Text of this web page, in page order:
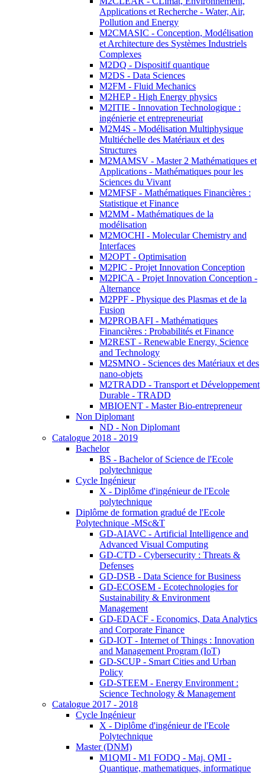
Applications et Recherche - Water, Air,
Pollution and Energy
M2CMASIC - Conception, Modélisation
et Architecture des Systèmes Industriels
Complexes
M2DQ - Dispositif quantique
M2DS - Data Sciences
M2FM - Fluid Mechanics
M2HEP - High Energy physics
M2ITIE - Innovation Technologique :
ingénierie et entrepreneuriat
M2M4S - Modélisation Multiphysique
Multiéchelle des Matériaux et des
Structures
M2MAMSV - Master 2 Mathématiques et
Applications - Mathématiques pour les
Sciences du Vivant
M2MFSF - Mathématiques Financières :
Statistique et Finance
M2MM - Mathématiques de la
modélisation
M2MOCHI - Molecular Chemistry and
Interfaces
M2OPT - Optimisation
M2PIC - Projet Innovation Conception
M2PICA - Projet Innovation Conception -
Alternance
M2PPF - Physique des Plasmas et de la
Fusion
M2PROBAFI - Mathématiques
Financières : Probabilités et Finance
M2REST - Renewable Energy, Science
and Technology
M2SMNO - Sciences des Matériaux et des
nano-objets
M2TRADD - Transport et Développement
Durable - TRADD
MBIOENT - Master Bio-entrepreneur
Non Diplomant
ND - Non Diplomant
Catalogue 2018 - 2019
Bachelor
BS - Bachelor of Science de l'Ecole
polytechnique
Cycle Ingénieur
X - Diplôme d'ingénieur de l'Ecole
polytechnique
Diplôme de formation gradué de l'Ecole
Polytechnique -MSc&T
GD-AIAVC - Artificial Intelligence and
Advanced Visual Computing
GD-CTD - Cybersecurity : Threats &
Defenses
GD-DSB - Data Science for Business
GD-ECOSEM - Ecotechnologies for
Sustainability & Environment
Management
GD-EDACF - Economics, Data Analytics
and Corporate Finance
GD-IOT - Internet of Things : Innovation
and Management Program (IoT)
GD-SCUP - Smart Cities and Urban
Policy
GD-STEEM - Energy Environment :
Science Technology & Management
Catalogue 2017 - 2018
Cycle Ingénieur
X - Diplôme d'ingénieur de l'Ecole
Polytechnique
Master (DNM)
M1QMI - M1 FODQ - Maj. QMI -
Quantique, mathematiques, informatique